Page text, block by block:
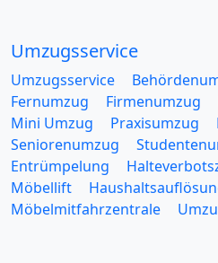
Umzugsservice
Umzugsservice
Fernumzug
Firmenumzug
Mini Umzug
Praxisumzug
Seniorenumzug
Entrümpelung
Möbellift
Möbelmitfahrzentrale